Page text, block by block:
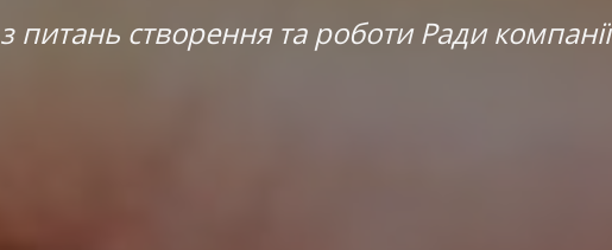
з питань створення та роботи Ради компанії